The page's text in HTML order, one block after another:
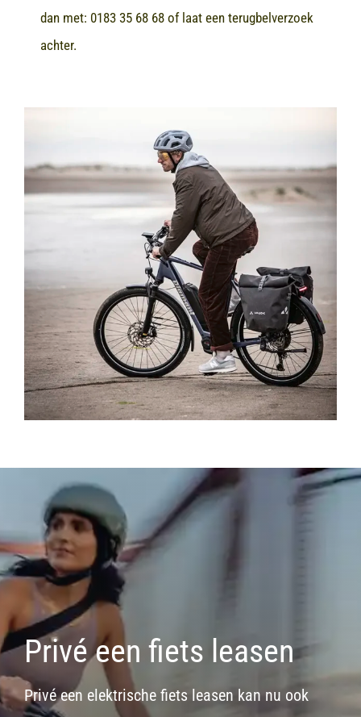
dan met: 0183 35 68 68of laat een terugbelverzoek
achter.
Privé een fiets leasen
Privé een elektrische fiets leasen kan nu ook